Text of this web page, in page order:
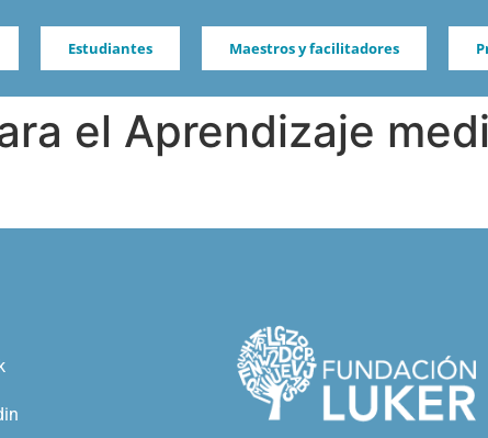
Estudiantes Maestros y facilitadores
el Aprendizaje